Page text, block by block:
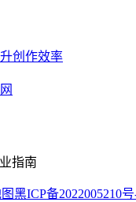
创作效率
指南
黑ICP备2022005210号